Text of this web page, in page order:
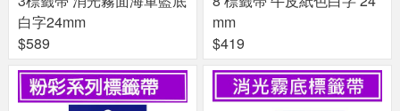
白字24mm
$589
mm
$419